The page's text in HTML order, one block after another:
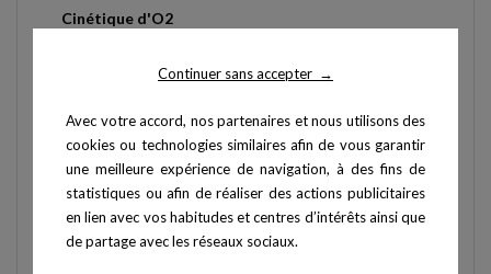
Continuer sans accepter →
Avec votre accord, nos partenaires et nous utilisons des
cookies ou technologies similaires afin de vous garantir
une meilleure expérience de navigation, à des fins de
statistiques ou afin de réaliser des actions publicitaires
en lien avec vos habitudes et centres d’intérêts ainsi que
de partage avec les réseaux sociaux.
Cinétique d'O2
méthode des pentes ou des équivalents respiratoires.
Paramétrage des écrans et des rapports.
Paramétrage de l'écran de mesure "online" (affichage
des paramètres, calcul online...)